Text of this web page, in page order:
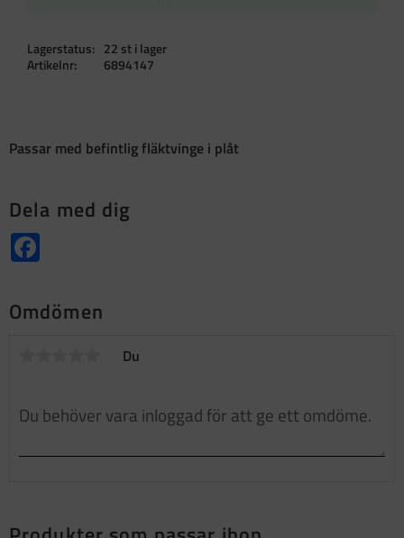
Lagerstatus
22 st i lager
Artikelnr
6894147
Passar med befintlig fläktvinge i plåt
Dela med dig
Omdömen
Du